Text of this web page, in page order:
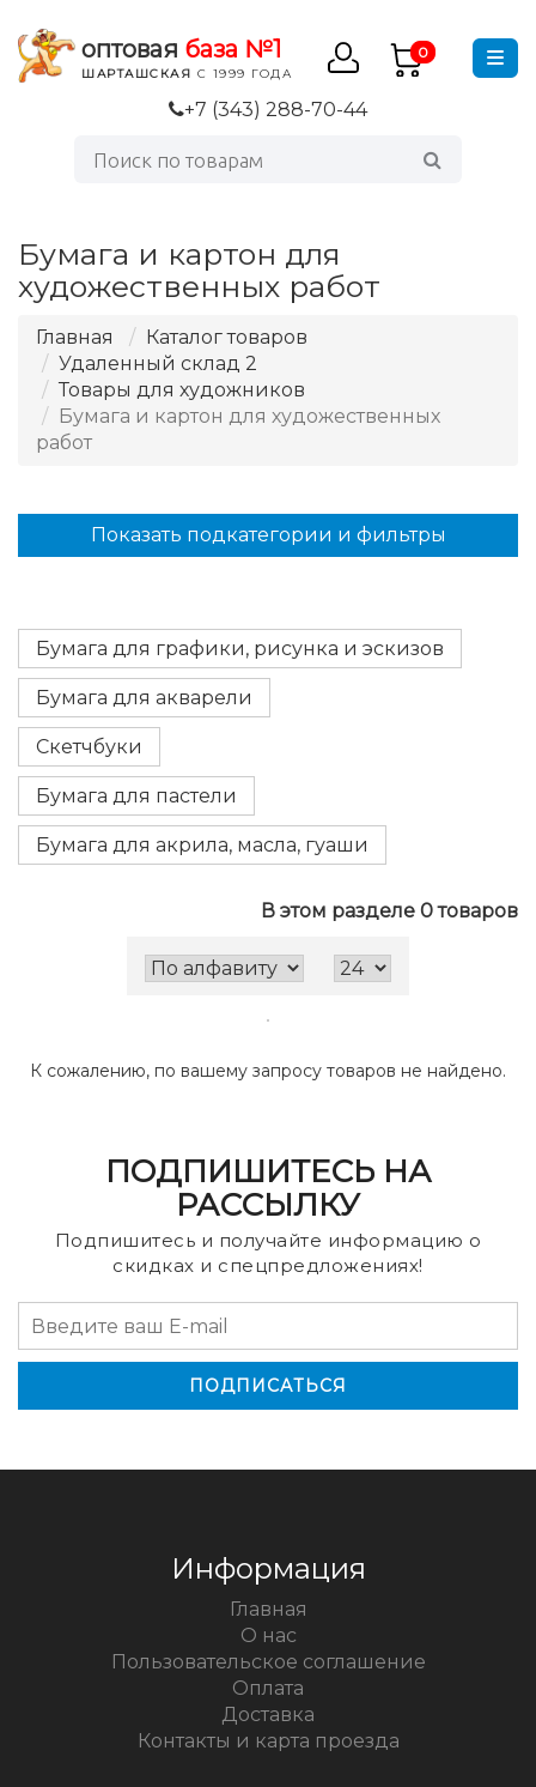
оптовая база №1
ШАРТАШСКАЯ С 1999 ГОДА
0
+7 (343) 288-70-44
Бумага и картон для
художественных работ
Главная
Каталог товаров
Удаленный склад 2
Товары для художников
Бумага и картон для художественных
работ
Бумага для графики, рисунка и эскизов
Бумага для акварели
Скетчбуки
Бумага для пастели
Бумага для акрила, масла, гуаши
В этом разделе 0 товаров
К сожалению, по вашему запросу товаров не найдено.
Показать подкатегории и фильтры
ПОДПИШИТЕСЬ НА
РАССЫЛКУ
Подпишитесь и получайте информацию о
скидках и спецпредложениях!
Информация
Главная
О нас
Пользовательское соглашение
Оплата
Доставка
Контакты и карта проезда